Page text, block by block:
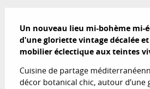
Un nouveau lieu mi-bohème mi-
d'une gloriette vintage décalée
mobilier éclectique aux teintes
Cuisine de partage
décor botanical chic, autour d’une